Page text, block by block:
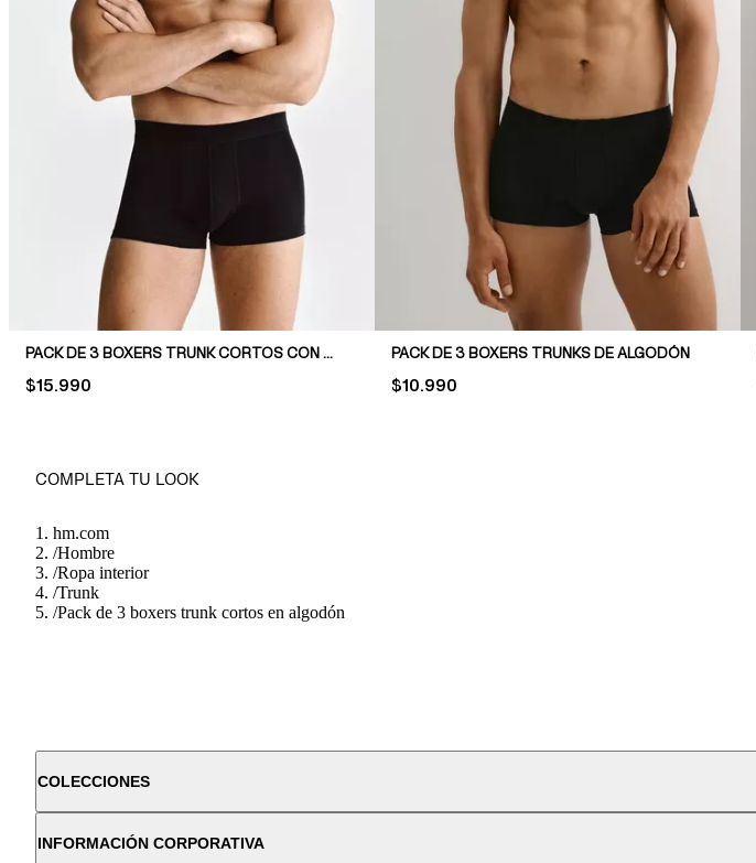
PACK DE 3 BOXERS TRUNK CORTOS CON LYCRA®
PRICE:
$15.990
PACK DE 3 BOXERS TRUNKS DE ALGODÓN
PRICE:
$10.990
COMPLETA TU LOOK
hm.com
/Hombre
/Ropa interior
/Trunk
/Pack de 3 boxers trunk cortos en algodón
COLECCIONES
INFORMACIÓN CORPORATIVA